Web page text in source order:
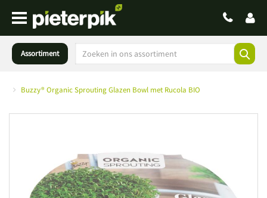
Assortiment
Buzzy® Organic Sprouting Glazen Bowl met Rucola BIO